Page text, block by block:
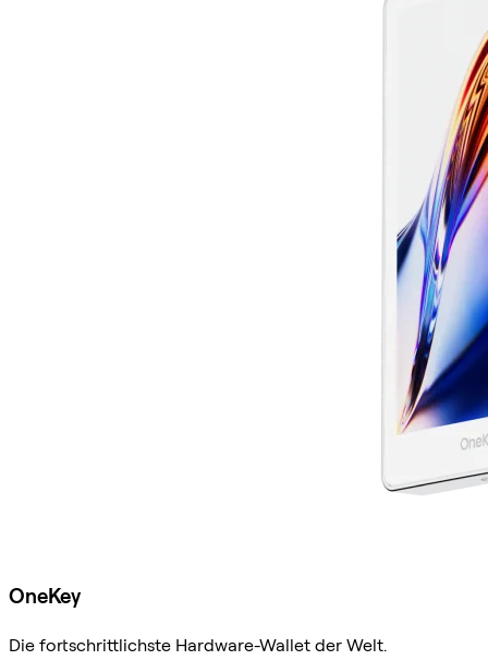
OneKey
Die fortschrittlichste Hardware-Wallet der Welt.